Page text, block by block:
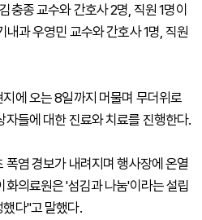
충종 교수와 간호사 2명, 직원 1명이
과 우영민 교수와 간호사 1명, 직원
에 오는 8일까지 머물며 무더위로
들에 대한 진료와 치료를 진행한다.
염 경보가 내려지며 행사장에 온열
의료원은 '섬김과 나눔'이라는 설립
다"고 말했다.